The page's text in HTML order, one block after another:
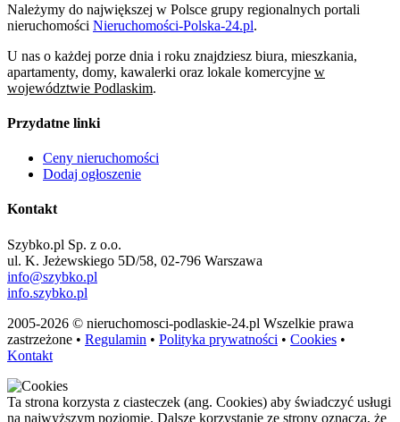
Należymy do największej w Polsce grupy regionalnych portali
nieruchomości Nieruchomości-Polska-24.pl.
U nas o każdej porze dnia i roku znajdziesz biura, mieszkania,
apartamenty, domy, kawalerki oraz lokale komercyjne w
województwie Podlaskim.
Przydatne linki
Ceny nieruchomości
Dodaj ogłoszenie
Kontakt
Szybko.pl Sp. z o.o.
ul. K. Jeżewskiego 5D/58, 02-796 Warszawa
info@szybko.pl
info.szybko.pl
2005-2026 © nieruchomosci-podlaskie-24.pl Wszelkie prawa
zastrzeżone • Regulamin • Polityka prywatności • Cookies •
Kontakt
Ta strona korzysta z ciasteczek (ang. Cookies) aby świadczyć usługi
na najwyższym poziomie. Dalsze korzystanie ze strony oznacza, że